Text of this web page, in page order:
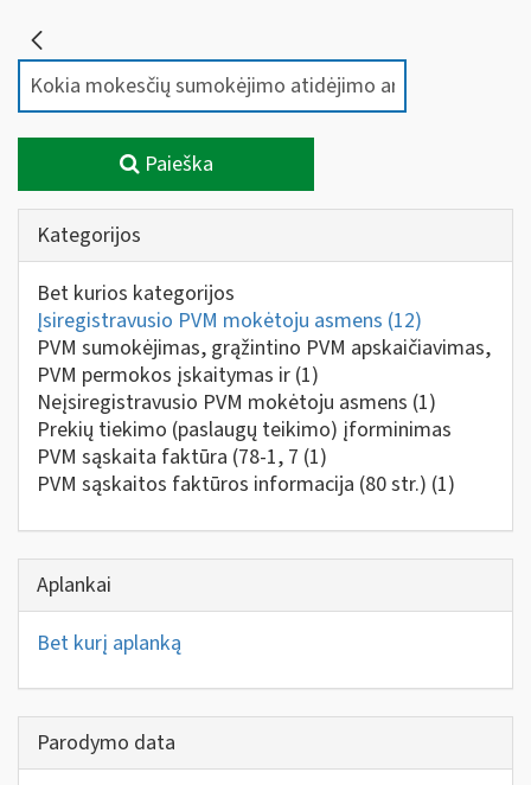
Paieška
Kategorijos
Bet kurios kategorijos
Įsiregistravusio PVM mokėtoju asmens (12)
PVM sumokėjimas, grąžintino PVM apskaičiavimas,
PVM permokos įskaitymas ir (1)
Neįsiregistravusio PVM mokėtoju asmens (1)
Prekių tiekimo (paslaugų teikimo) įforminimas
PVM sąskaita faktūra (78-1, 7 (1)
PVM sąskaitos faktūros informacija (80 str.) (1)
Aplankai
Bet kurį aplanką
Parodymo data